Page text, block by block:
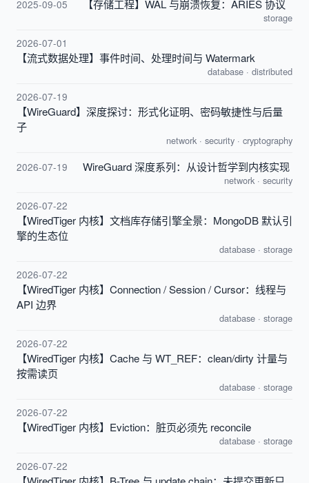
2025-09-05 【存储工程】WAL 与崩溃恢复：ARIES 协议
storage
2026-07-01
【流式数据处理】事件时间、处理时间与 Watermark
database · distributed
2026-07-19
【WireGuard】深度探讨：形式化证明、密码敏捷性与后量
子
network · security · cryptography
2026-07-19 WireGuard 深度系列：从设计哲学到内核实现
network · security
2026-07-22
【WiredTiger 内核】文档库存储引擎全景：MongoDB 默认引
擎的生态位
database · storage
2026-07-22
【WiredTiger 内核】Connection / Session / Cursor：线程与
API 边界
database · storage
2026-07-22
【WiredTiger 内核】Cache 与 WT_REF：clean/dirty 计量与
按需读页
database · storage
2026-07-22
【WiredTiger 内核】Eviction：脏页必须先 reconcile
database · storage
2026-07-22